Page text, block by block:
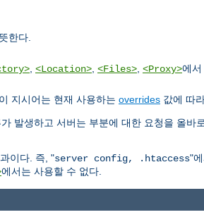
한다.
<Location> <Files> <Proxy>에서
지시어는 현재 사용하는 overrides 값에 따
발생하고 서버는 부분에 대한 요청을 올바
이다. 즉, "server config, .htaccess"
에서는 사용할 수 없다.